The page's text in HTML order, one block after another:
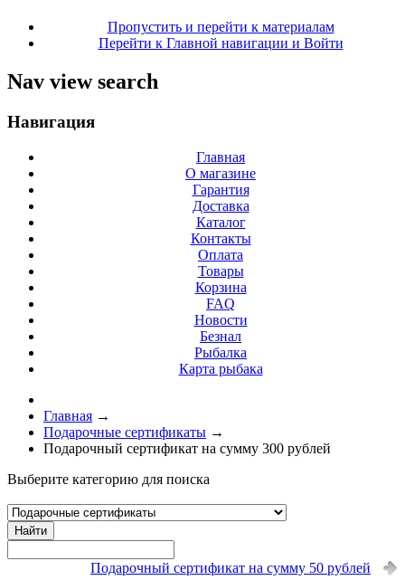
Пропустить и перейти к материалам
Перейти к Главной навигации и Войти
Nav view search
Навигация
Главная
О магазине
Гарантия
Доставка
Каталог
Контакты
Оплата
Товары
Корзина
FAQ
Новости
Безнал
Рыбалка
Карта рыбака
Главная →
Подарочные сертификаты →
Подарочный сертификат на сумму 300 рублей
Выберите категорию для поиска
Найти
Подарочный сертификат на сумму 50 рублей